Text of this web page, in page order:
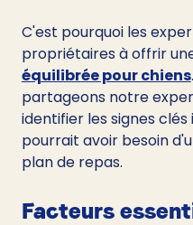
C'est pourquoi les
propriétaires à offrir
équilibrée pour chiens
partageons notre
identifier les signes
pourrait avoir besoin
plan de repas.
Facteurs